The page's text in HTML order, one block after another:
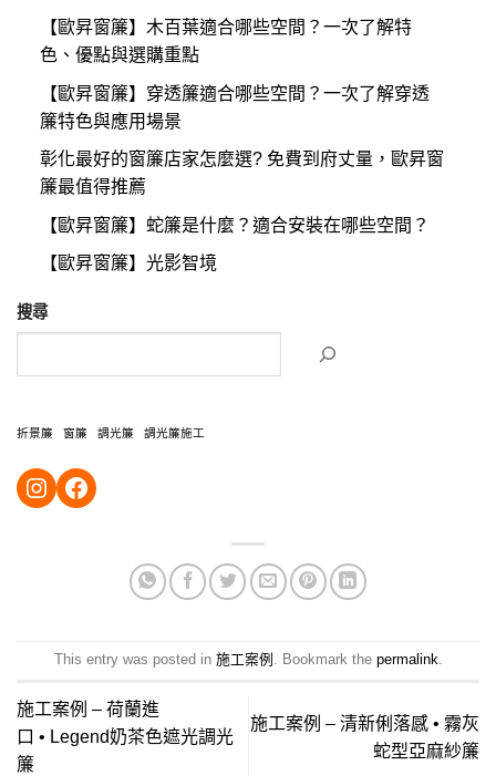
【歐昇窗簾】木百葉適合哪些空間？一次了解特
色、優點與選購重點
【歐昇窗簾】穿透簾適合哪些空間？一次了解穿透
簾特色與應用場景
彰化最好的窗簾店家怎麼選? 免費到府丈量，歐昇窗
簾最值得推薦
【歐昇窗簾】蛇簾是什麼？適合安裝在哪些空間？
【歐昇窗簾】光影智境
搜尋
折景簾 窗簾 調光簾 調光簾施工
https://instagram.com/ossen2015?igshid=YmMyMTA2M2Y=
https://www.facebook.com/
This entry was posted in 施工案例 . Bookmark the permalink.
施工案例 – 荷蘭進
口 • Legend奶茶色遮光調光
簾
施工案例 – 清新俐落感 • 霧灰
蛇型亞麻紗簾